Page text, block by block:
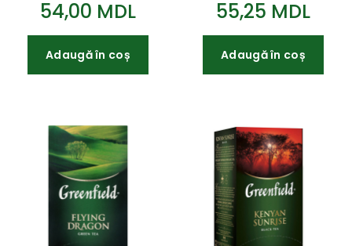
54,00 MDL
Adaugă în coș
55,25 MDL
Adaugă în coș